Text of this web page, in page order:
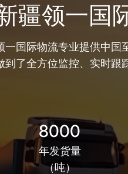
疆领一国
一国际物流专业提供中国
到了全方位监控、实时跟
8000
年发货量
（吨）